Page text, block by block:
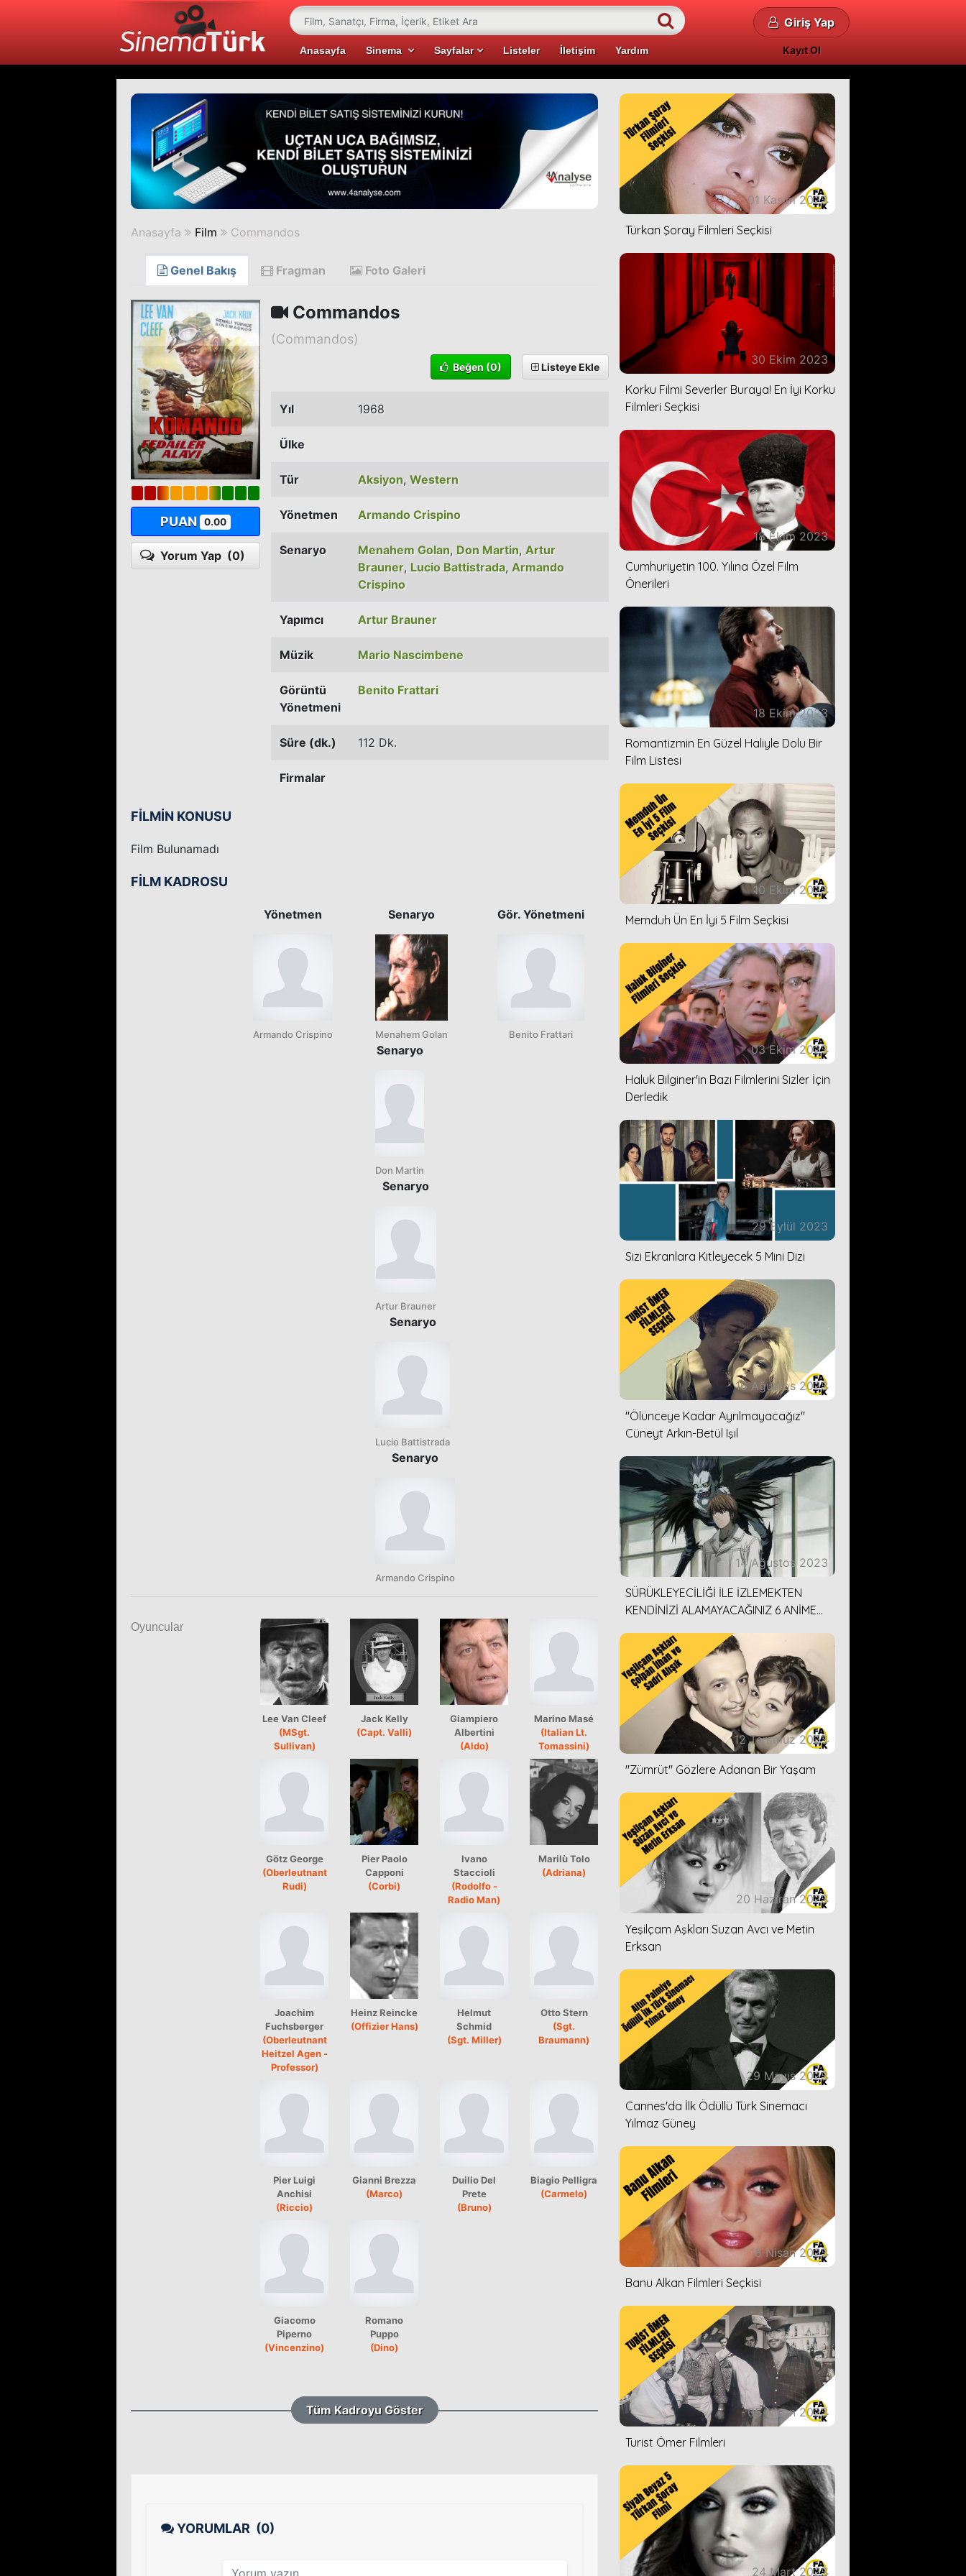
Anasayfa Sinema Sayfalar Listeler İletişim Yardım
Giriş Yap
Kayıt Ol
Anasayfa Film Commandos
Genel Bakış Fragman Foto Galeri
PUAN 0.00
Yorum Yap (0)
Commandos
(Commandos)
Beğen (0) Listeye Ekle
Yıl 1968
Ülke
Tür Aksiyon, Western
Yönetmen Armando Crispino
Senaryo Menahem Golan, Don Martin, Artur
Brauner, Lucio Battistrada, Armando
Crispino
Yapımcı Artur Brauner
Müzik Mario Nascimbene
Görüntü
Yönetmeni
Benito Frattari
Süre (dk.) 112 Dk.
Firmalar
FİLMİN KONUSU
Film Bulunamadı
FİLM KADROSU
Yönetmen
Armando Crispino
Senaryo
Menahem Golan
Senaryo
Don Martin
Senaryo
Artur Brauner
Senaryo
Lucio Battistrada
Senaryo
Armando Crispino
Gör. Yönetmeni
Benito Frattari
Oyuncular
Lee Van Cleef
(MSgt.
Sullivan)
Jack Kelly
(Capt. Valli)
Giampiero
Albertini
(Aldo)
Marino Masé
(Italian Lt.
Tomassini)
Götz George
(Oberleutnant
Rudi)
Pier Paolo
Capponi
(Corbi)
Ivano
Staccioli
(Rodolfo -
Radio Man)
Marilù Tolo
(Adriana)
Joachim
Fuchsberger
(Oberleutnant
Heitzel Agen -
Professor)
Heinz Reincke
(Offizier Hans)
Helmut
Schmid
(Sgt. Miller)
Otto Stern
(Sgt.
Braumann)
Pier Luigi
Anchisi
(Riccio)
Gianni Brezza
(Marco)
Duilio Del
Prete
(Bruno)
Biagio Pelligra
(Carmelo)
Giacomo
Piperno
(Vincenzino)
Romano
Puppo
(Dino)
Tüm Kadroyu Göster
YORUMLAR (0)
01 Kasım 2023
Türkan Şoray Filmleri Seçkisi
30 Ekim 2023
Korku Filmi Severler Buraya! En İyi Korku
Filmleri Seçkisi
18 Ekim 2023
Cumhuriyetin 100. Yılına Özel Film
Önerileri
18 Ekim 2023
Romantizmin En Güzel Haliyle Dolu Bir
Film Listesi
10 Ekim 2023
Memduh Ün En İyi 5 Film Seçkisi
03 Ekim 2023
Haluk Bilginer'in Bazı Filmlerini Sizler İçin
Derledik
29 Eylül 2023
Sizi Ekranlara Kitleyecek 5 Mini Dizi
16 Ağustos 2023
''Ölünceye Kadar Ayrılmayacağız''
Cüneyt Arkın-Betül Işıl
14 Ağustos 2023
SÜRÜKLEYECİLİĞİ İLE İZLEMEKTEN
KENDİNİZİ ALAMAYACAĞINIZ 6 ANİME
12 Temmuz 2023
''Zümrüt'' Gözlere Adanan Bir Yaşam
20 Haziran 2023
Yeşilçam Aşkları Suzan Avcı ve Metin
Erksan
29 Mayıs 2023
Cannes'da İlk Ödüllü Türk Sinemacı
Yılmaz Güney
18 Nisan 2023
Banu Alkan Filmleri Seçkisi
05 Nisan 2023
Turist Ömer Filmleri
24 Mart 2023